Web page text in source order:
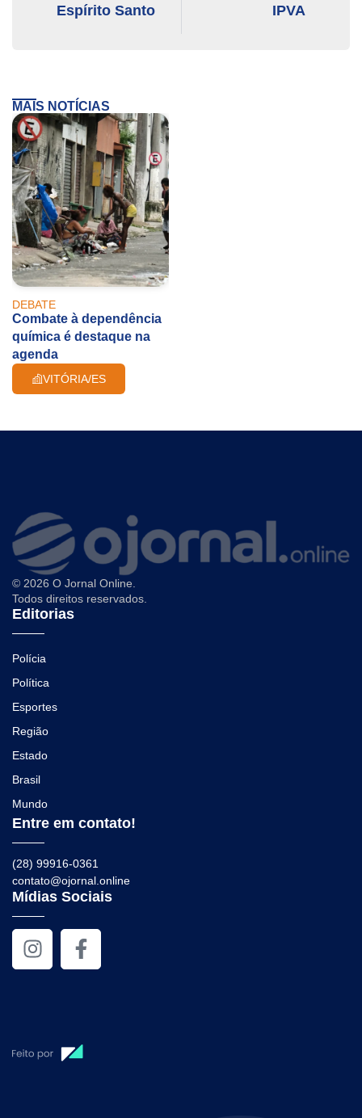
Espírito Santo
IPVA
MAIS NOTÍCIAS
DEBATE
Combate à dependência
química é destaque na
agenda
VITÓRIA/ES
© 2026 O Jornal Online.
Todos direitos reservados.
Editorias
Polícia
Política
Esportes
Região
Estado
Brasil
Mundo
Entre em contato!
(28) 99916-0361
contato@ojornal.online
Mídias Sociais